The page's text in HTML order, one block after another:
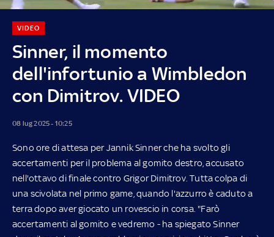
Sinner, il momento
dell'infortunio a Wimbledon
con Dimitrov. VIDEO
VIDEO
08 lug 2025 - 10:25
Sono ore di attesa per Jannik Sinner che ha svolto gli
accertamenti per il problema al gomito destro, accusato
nell'ottavo di finale contro Grigor Dimitrov. Tutta colpa di
una scivolata nel primo game, quando l'azzurro è caduto a
terra dopo aver giocato un rovescio in corsa. "Farò
accertamenti al gomito e vedremo - ha spiegato Sinner